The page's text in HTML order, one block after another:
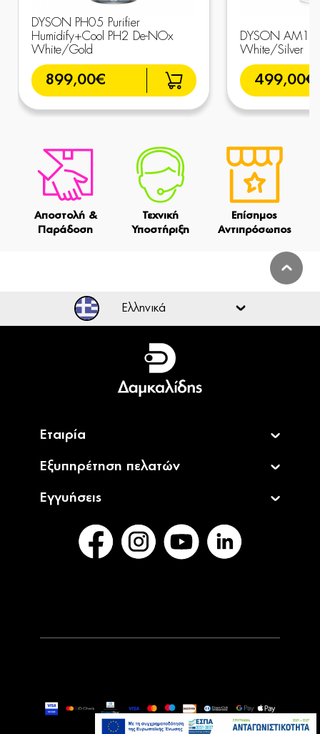
DYSON PH05 Purifier
Humidify+Cool PH2 De-NOx
White/Gold
899,00€
DYSON AM15
White/Silver
499,00€
Αποστολή &
Παράδοση
Τεχνική
Υποστήριξη
Επίσημος
Αντιπρόσωπος
449,00€ 499,00€
Ελληνικά
Ελληνικά
English
Εταιρία
Εξυπηρέτηση πελατών
Εγγυήσεις